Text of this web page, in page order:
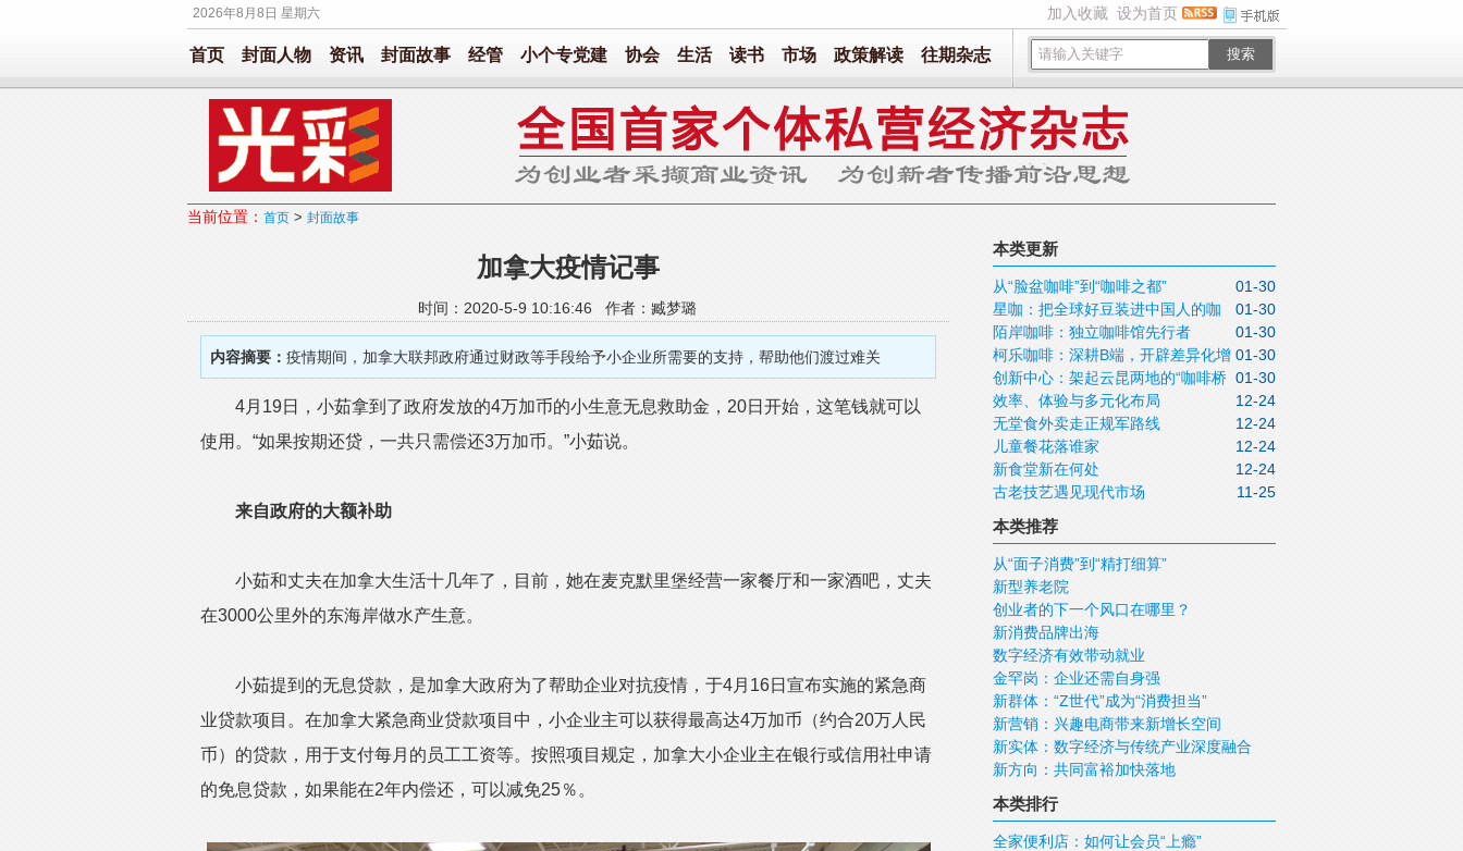
2026年8月8日 星期六 加入收藏 设为首页
搜索
首页 封面人物 资讯 封面故事 经管 小个专党建 协会 生活 读书 市场 政策解读 往期杂志
当前位置： 首页 > 封面故事
加拿大疫情记事
时间：2020-5-9 10:16:46 作者：臧梦璐
内容摘要： 疫情期间，加拿大联邦政府通过财政等手段给予小企业所需要的支持，帮助他们渡过难关
4月19日，小茹拿到了政府发放的4万加币的小生意无息救助金，20日开始，这笔钱就可以
使用。“如果按期还贷，一共只需偿还3万加币。”小茹说。
来自政府的大额补助
小茹和丈夫在加拿大生活十几年了，目前，她在麦克默里堡经营一家餐厅和一家酒吧，丈夫
在3000公里外的东海岸做水产生意。
小茹提到的无息贷款，是加拿大政府为了帮助企业对抗疫情，于4月16日宣布实施的紧急商
业贷款项目。在加拿大紧急商业贷款项目中，小企业主可以获得最高达4万加币（约合20万人民
币）的贷款，用于支付每月的员工工资等。按照项目规定，加拿大小企业主在银行或信用社申请
的免息贷款，如果能在2年内偿还，可以减免25％。
本类更新
01-30
从“脸盆咖啡”到“咖啡之都”
01-30
星咖：把全球好豆装进中国人的咖
啡杯 01-30
陌岸咖啡：独立咖啡馆先行者
01-30
柯乐咖啡：深耕B端，开辟差异化增
长之路 01-30
创新中心：架起云昆两地的“咖啡桥
梁” 12-24
效率、体验与多元化布局
12-24
无堂食外卖走正规军路线
12-24
儿童餐花落谁家
12-24
新食堂新在何处
11-25
古老技艺遇见现代市场
本类推荐
从“面子消费”到“精打细算”
新型养老院
创业者的下一个风口在哪里？
新消费品牌出海
数字经济有效带动就业
金罕岗：企业还需自身强
新群体：“Z世代”成为“消费担当”
新营销：兴趣电商带来新增长空间
新实体：数字经济与传统产业深度融合
新方向：共同富裕加快落地
本类排行
全家便利店：如何让会员“上瘾”